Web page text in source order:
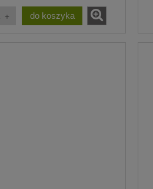
do koszyka